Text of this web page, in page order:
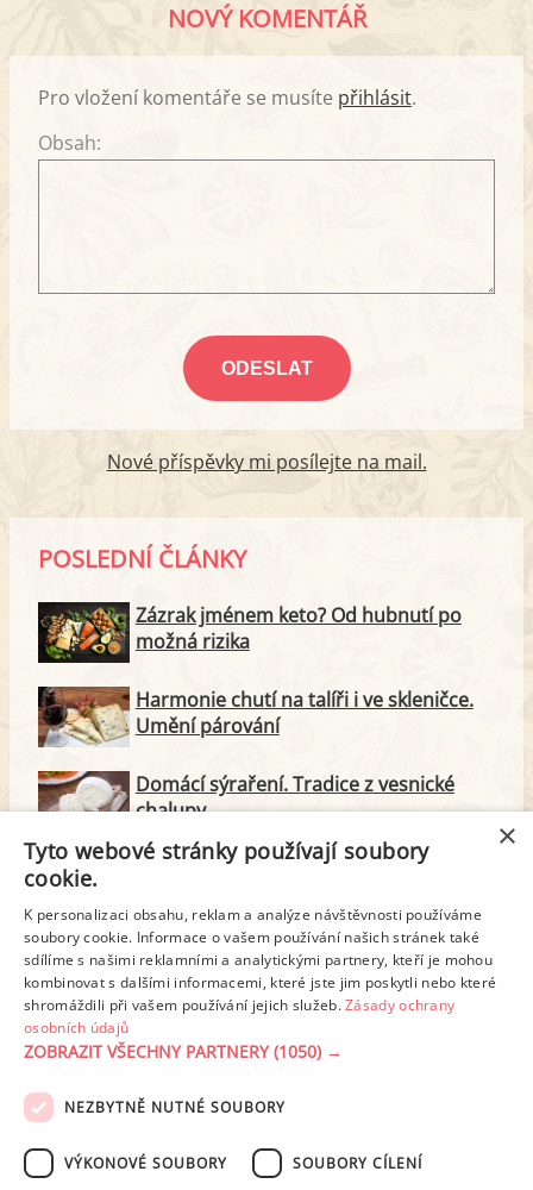
NOVÝ KOMENTÁŘ
Pro vložení komentáře se musíte přihlásit.
Obsah:
Nové příspěvky mi posílejte na mail.
POSLEDNÍ ČLÁNKY
Zázrak jménem keto? Od hubnutí po
možná rizika
Harmonie chutí na talíři i ve skleničce.
Umění párování
Domácí sýraření. Tradice z vesnické
chalupy
Majonéza jako královna teplé kuchyně
Proteinové svačinky za zlomek ceny.
Vyrobte si je doma
PODMÍNKY UŽITÍ ZÁSADY OCHRANY OSOBNÍCH ÚDAJŮ
NASTAVENÍ COOKIES
×
Tyto webové stránky používají soubory
cookie.
K personalizaci obsahu, reklam a analýze návštěvnosti používáme
soubory cookie. Informace o vašem používání našich stránek také
sdílíme s našimi reklamními a analytickými partnery, kteří je mohou
kombinovat s dalšími informacemi, které jste jim poskytli nebo které
shromáždili při vašem používání jejich služeb.Zásady ochrany
osobních údajů
ZOBRAZIT VŠECHNY PARTNERY(1050) →
NEZBYTNĚ NUTNÉ SOUBORY
VÝKONOVÉ SOUBORY SOUBORY CÍLENÍ